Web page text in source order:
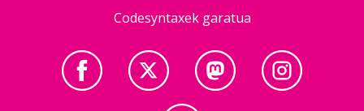
Codesyntaxek garatua